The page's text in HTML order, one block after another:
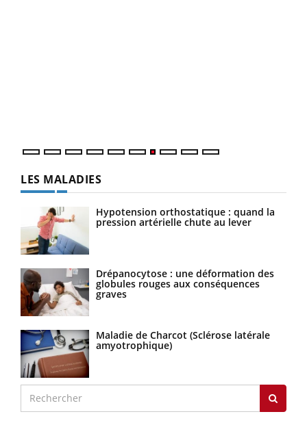
LES MALADIES
Hypotension orthostatique : quand la
pression artérielle chute au lever
Drépanocytose : une déformation des
globules rouges aux conséquences
graves
Maladie de Charcot (Sclérose latérale
amyotrophique)